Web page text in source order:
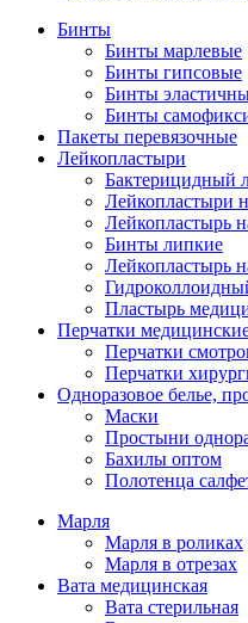
Бинты
Бинты марлевые
Бинты гипсовые
Бинты
Бинты
Пакеты перевязочные
Лейкопластыри
Бактерицидный
Лейкопластыри
Лейкопластырь
Бинты липкие
Лейкопластырь
Пластырь
Перчатки
Перчатки
Перчатки
Одноразовое белье,
Маски
Простыни
Бахилы оптом
Полотенца
Марля
Марля в роликах
Марля в отрезах
Вата медицинская
Вата стерильная